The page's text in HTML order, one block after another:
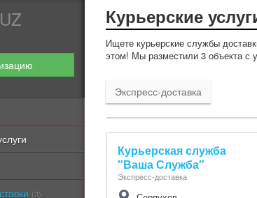
(3)
Курьерские
Ищете курьерские службы
этом! Мы разместили 3 объекта с
Экспресс-доставка
Курьерская служба
"Ваша Служба"
Экспресс-доставка